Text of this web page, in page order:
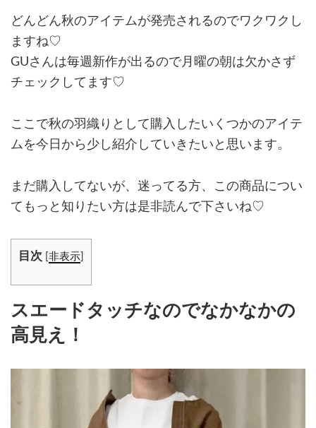
どんどん秋のアイテムが発売されるのでワクワクし
ますね♡
GUさんは毎週新作が出るので月曜の朝は欠かさず
チェックしてます♡
ここで秋の羽織りとして購入したいくつかのアイテ
ムを今日から少し紹介していきたいと思います。
まだ購入してないが、迷ってる方、この商品につい
てもっと知りたい方は是非読んで下さいね♡
目次 非表示
スエードタッチなのでなかなかの
高見え！